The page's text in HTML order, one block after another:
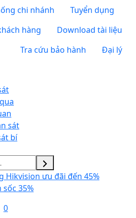
chi nhánh
Tuyển dụng
hàng
Download tài liệu
Tra cứu bảo hành
Đại lý
Hikvision ưu đãi đến 45%
sốc 35%
0